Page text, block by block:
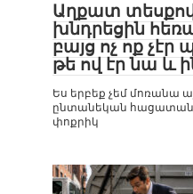
Աղքատ տեսքով
խնդրեցին
բայց ոչ ոք
թե ով էր նա և
Ես երբեք չեմ մոռանա
ընտանեկան
փոքրիկ